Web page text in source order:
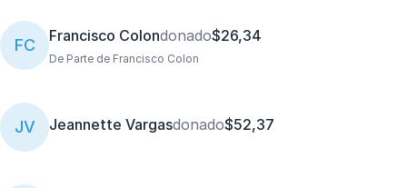
FC Francisco Colondonado$26,34
De Parte de Francisco Colon
JV Jeannette Vargasdonado$52,37